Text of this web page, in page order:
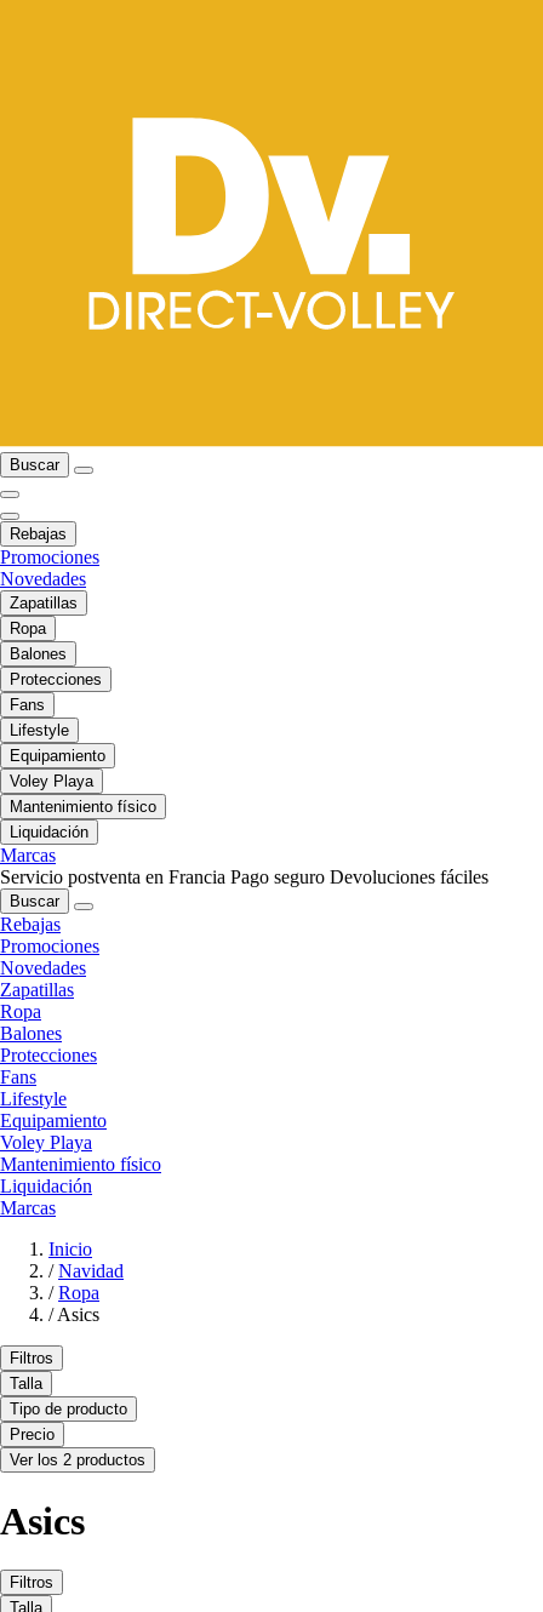
Buscar
Rebajas
Promociones
Novedades
Zapatillas
Ropa
Balones
Protecciones
Fans
Lifestyle
Equipamiento
Voley Playa
Mantenimiento físico
Liquidación
Marcas
Servicio postventa en Francia Pago seguro Devoluciones fáciles
Buscar
Rebajas
Promociones
Novedades
Zapatillas
Ropa
Balones
Protecciones
Fans
Lifestyle
Equipamiento
Voley Playa
Mantenimiento físico
Liquidación
Marcas
Inicio
/ Navidad
/ Ropa
/Asics
Filtros
Talla
Tipo de producto
Precio
Ver los 2 productos
Asics
Filtros
Talla